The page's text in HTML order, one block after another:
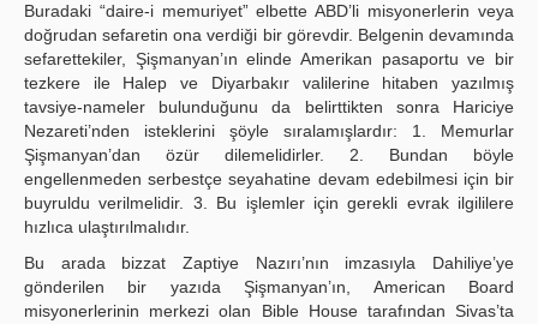
Buradaki “daire-i memuriyet” elbette ABD’li misyonerlerin veya
doğrudan sefaretin ona verdiği bir görevdir. Belgenin devamında
sefarettekiler, Şişmanyan’ın elinde Amerikan pasaportu ve bir
tezkere ile Halep ve Diyarbakır valilerine hitaben yazılmış
tavsiye-nameler bulunduğunu da belirttikten sonra Hariciye
Nezareti’nden isteklerini şöyle sıralamışlardır: 1. Memurlar
Şişmanyan’dan özür dilemelidirler. 2. Bundan böyle
engellenmeden serbestçe seyahatine devam edebilmesi için bir
buyruldu verilmelidir. 3. Bu işlemler için gerekli evrak ilgililere
hızlıca ulaştırılmalıdır.
Bu arada bizzat Zaptiye Nazırı’nın imzasıyla Dahiliye’ye
gönderilen bir yazıda Şişmanyan’ın, American Board
misyonerlerinin merkezi olan Bible House tarafından Sivas’ta